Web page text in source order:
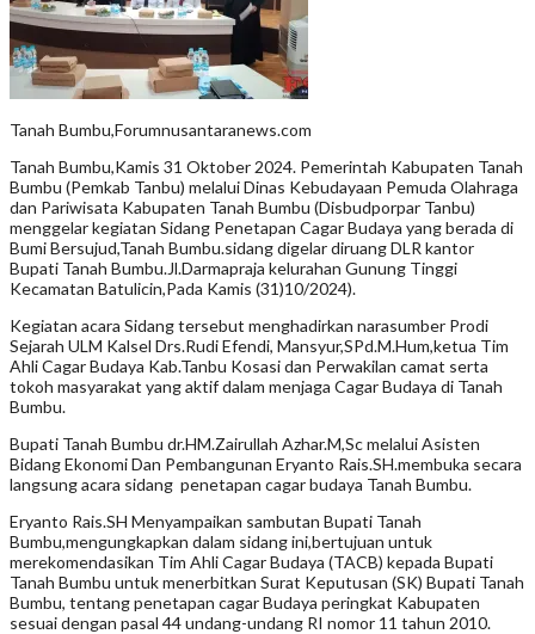
Tanah Bumbu,Forumnusantaranews.com
Tanah Bumbu,Kamis 31 Oktober 2024. Pemerintah Kabupaten Tanah
Bumbu (Pemkab Tanbu) melalui Dinas Kebudayaan Pemuda Olahraga
dan Pariwisata Kabupaten Tanah Bumbu (Disbudporpar Tanbu)
menggelar kegiatan Sidang Penetapan Cagar Budaya yang berada di
Bumi Bersujud,Tanah Bumbu.sidang digelar diruang DLR kantor
Bupati Tanah Bumbu.Jl.Darmapraja kelurahan Gunung Tinggi
Kecamatan Batulicin,Pada Kamis (31)10/2024).
Kegiatan acara Sidang tersebut menghadirkan narasumber Prodi
Sejarah ULM Kalsel Drs.Rudi Efendi, Mansyur,SPd.M.Hum,ketua Tim
Ahli Cagar Budaya Kab.Tanbu Kosasi dan Perwakilan camat serta
tokoh masyarakat yang aktif dalam menjaga Cagar Budaya di Tanah
Bumbu.
Bupati Tanah Bumbu dr.HM.Zairullah Azhar.M,Sc melalui Asisten
Bidang Ekonomi Dan Pembangunan Eryanto Rais.SH.membuka secara
langsung acara sidang penetapan cagar budaya Tanah Bumbu.
Eryanto Rais.SH Menyampaikan sambutan Bupati Tanah
Bumbu,mengungkapkan dalam sidang ini,bertujuan untuk
merekomendasikan Tim Ahli Cagar Budaya (TACB) kepada Bupati
Tanah Bumbu untuk menerbitkan Surat Keputusan (SK) Bupati Tanah
Bumbu, tentang penetapan cagar Budaya peringkat Kabupaten
sesuai dengan pasal 44 undang-undang RI nomor 11 tahun 2010.